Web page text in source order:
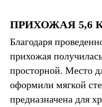
ПРИХОЖАЯ 5,6
Благодаря
прихожая
просторной. Место
оформили мягкой
предназначена для